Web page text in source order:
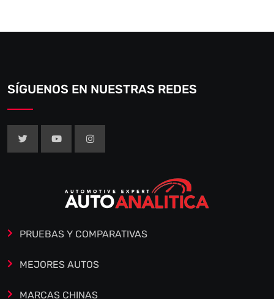
SÍGUENOS EN NUESTRAS REDES
PRUEBAS Y COMPARATIVAS
MEJORES AUTOS
MARCAS CHINAS